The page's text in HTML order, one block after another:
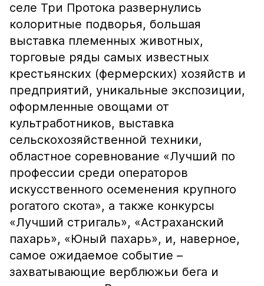
селе Три Протока развернулись
колоритные подворья, большая
выставка племенных животных,
торговые ряды самых известных
крестьянских (фермерских) хозяйств и
предприятий, уникальные экспозиции,
оформленные овощами от
культработников, выставка
сельскохозяйственной техники,
областное соревнование «Лучший по
профессии среди операторов
искусственного осеменения крупного
рогатого скота», а также конкурсы
«Лучший стригаль», «Астраханский
пахарь», «Юный пахарь», и, наверное,
самое ожидаемое событие –
захватывающие верблюжьи бега и